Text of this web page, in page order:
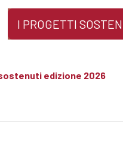
I PROGETTI
edizione 2026